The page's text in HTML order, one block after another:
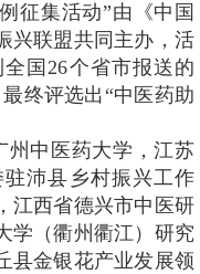
征集活动”由《中国
兴联盟共同主办，活
国26个省市报送的
终评选出“中医药助
州中医药大学，江苏
沛县乡村振兴工作
江西省德兴市中医研
学（衢州衢江）研究
县金银花产业发展领